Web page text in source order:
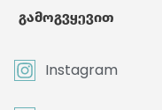
გამოგვყევით
Instagram